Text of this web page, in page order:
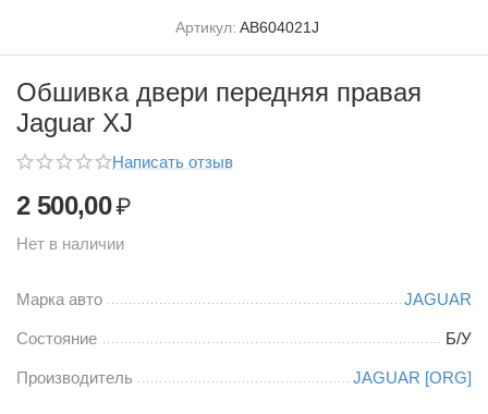
Артикул: AB604021J
Обшивка двери передняя правая
Jaguar XJ
Написать отзыв
2 500,00₽
Нет в наличии
Марка авто JAGUAR
Состояние Б/У
Производитель JAGUAR [ORG]